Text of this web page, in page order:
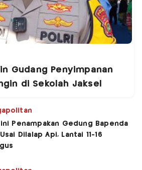
Gudang Penyimpanan
di Sekolah Jaksel
Penampakan Gedung Bapenda
Usai Dilalap Api, Lantai 11-16